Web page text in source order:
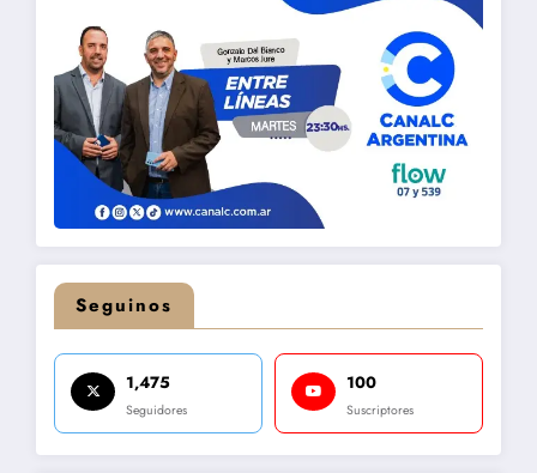
Seguinos
1,475
Seguidores
100
Suscriptores